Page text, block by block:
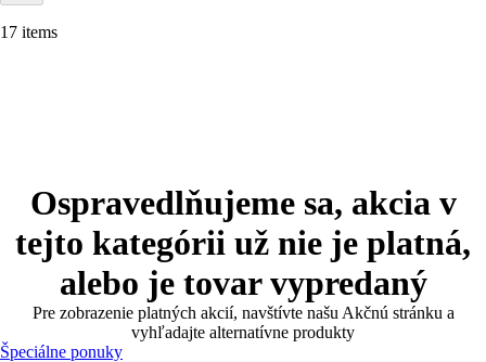
17 items
Ospravedlňujeme sa, akcia v
tejto kategórii už nie je platná,
alebo je tovar vypredaný
Pre zobrazenie platných akcií, navštívte našu Akčnú stránku a
vyhľadajte alternatívne produkty
Špeciálne ponuky